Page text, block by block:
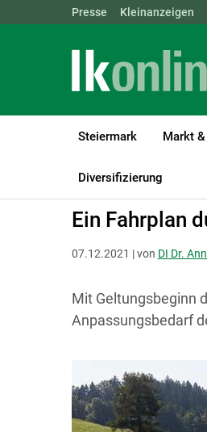
Landwirtschaftskammern:
Presse Kleinanzeigen
Steiermark Markt
Diversifizierung
LK Steiermark Bio
Ein Fahrplan
07.12.2021 | von DI Dr.
Mit Geltungsbeginn
Anpassungsbedarf